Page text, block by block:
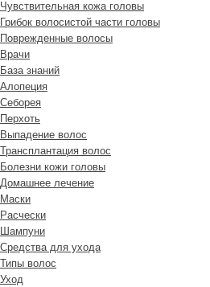
Чувствительная кожа головы
Грибок волосистой части головы
Поврежденные волосы
Врачи
База знаний
Алопеция
Себорея
Перхоть
Выпадение волос
Трансплантация волос
Болезни кожи головы
Домашнее лечение
Маски
Расчески
Шампуни
Средства для ухода
Типы волос
Уход